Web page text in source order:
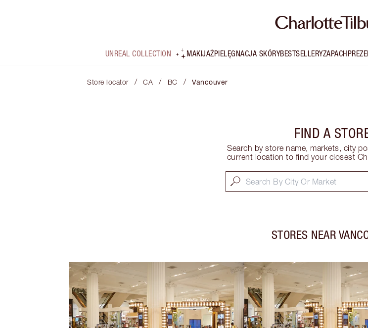
UNREAL COLLECTION MAKIJAŻPIELĘGNACJA SKÓRYBESTSELLERYZAPACH
Store locator / CA / BC / Vancouver
FIND A
Search by store name, markets, city
current location to find your closest
STORES NEAR